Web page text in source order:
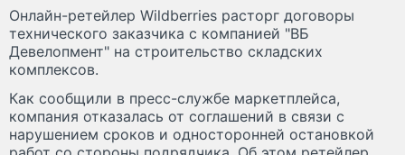
Онлайн-ретейлер Wildberries расторг договоры
технического заказчика с компанией "ВБ
Девелопмент" на строительство складских
комплексов.
Как сообщили в пресс-службе маркетплейса,
компания отказалась от соглашений в связи с
нарушением сроков и односторонней остановкой